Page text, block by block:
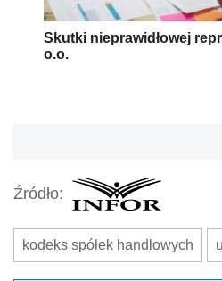
Skutki nieprawidłowej
o.o.
Źródło:
kodeks spółek handlowych